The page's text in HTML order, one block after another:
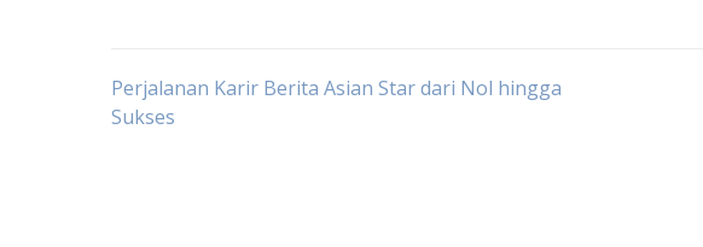
Post
Perjalanan Karir Berita Asian Star dari Nol hingga
Sukses